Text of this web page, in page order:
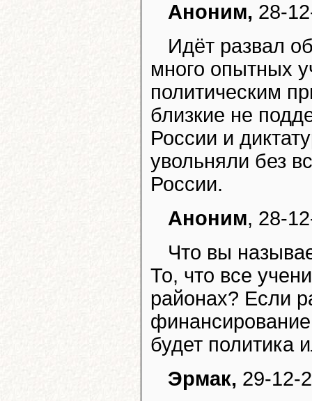
Аноним, 28-
Идёт развал
много опытных
политическим
близкие не
России и
увольняли без
России.
Аноним, 28-
Что вы
То, что все
районах? Если
будет политика
Эрмак, 29-12-